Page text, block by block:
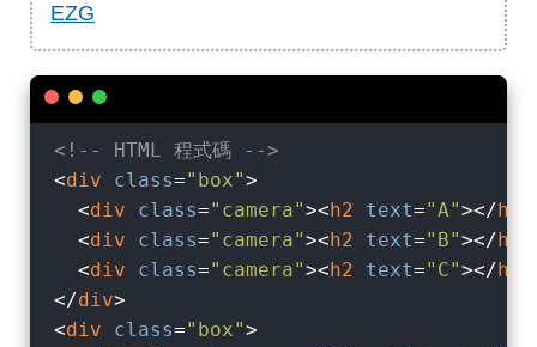
EZG
<!-- HTML 程式碼 -->
<div class="box">
<div class="camera">< h2 text="A"></ h2
<div class="camera">< h2 text="B"></ h2
<div class="camera">< h2 text="C"></ h2
</div>
<div class="box">